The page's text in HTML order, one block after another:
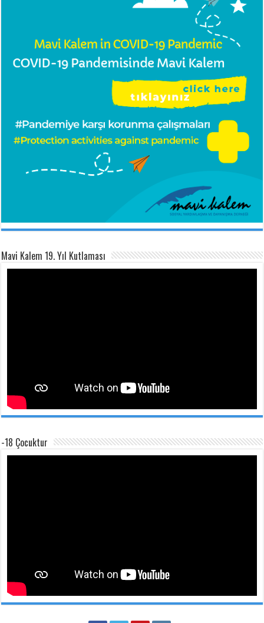
Mavi Kalem 19. Yıl Kutlaması
-18 Çocuktur